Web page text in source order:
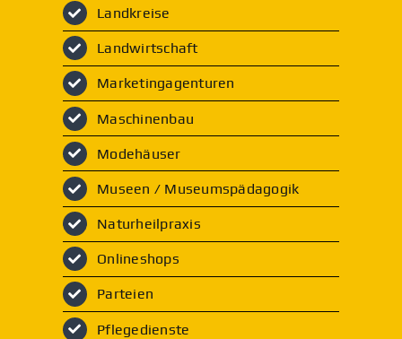
Landkreise
Landwirtschaft
Marketingagenturen
Maschinenbau
Modehäuser
Museen / Museumspädagogik
Naturheilpraxis
Onlineshops
Parteien
Pflegedienste